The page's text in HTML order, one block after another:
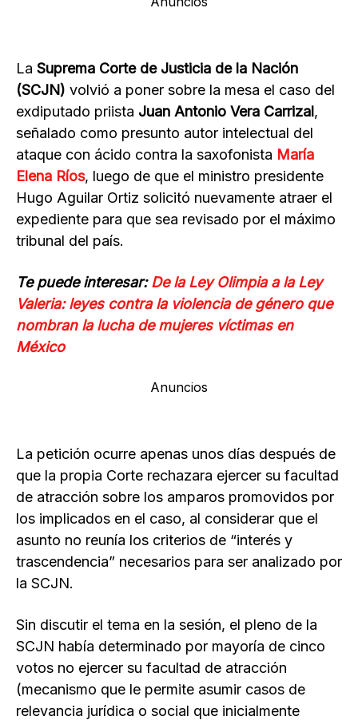
La Suprema Corte de Justicia de la Nación
(SCJN) volvió a poner sobre la mesa el caso del
exdiputado priista Juan Antonio Vera Carrizal,
señalado como presunto autor intelectual del
ataque con ácido contra la saxofonista María
Elena Ríos, luego de que el ministro presidente
Hugo Aguilar Ortiz solicitó nuevamente atraer el
expediente para que sea revisado por el máximo
tribunal del país.
Te puede interesar:De la Ley Olimpia a la Ley
Valeria: leyes contra la violencia de género que
nombran la lucha de mujeres víctimas en
México
Anuncios
La petición ocurre apenas unos días después de
que la propia Corte rechazara ejercer su facultad
de atracción sobre los amparos promovidos por
los implicados en el caso, al considerar que el
asunto no reunía los criterios de “interés y
trascendencia” necesarios para ser analizado por
la SCJN.
Sin discutir el tema en la sesión, el pleno de la
SCJN había determinado por mayoría de cinco
votos no ejercer su facultad de atracción
(mecanismo que le permite asumir casos de
relevancia jurídica o social que inicialmente